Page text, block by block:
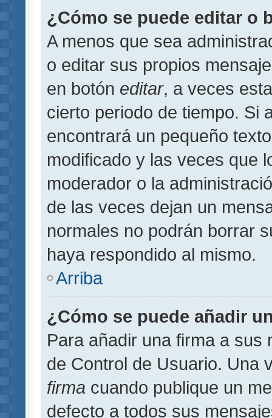
¿Cómo se puede editar o
A menos que sea
o editar sus propios
en botón editar, a veces
cierto periodo de tiempo. Si
encontrará un pequeño
modificado y las veces que
moderador o la
de las veces dejan un
normales no podrán borrar
haya respondido al mismo.
Arriba
¿Cómo se puede añadir
Para añadir una firma a sus
de Control de Usuario. Una
firma cuando publique un
defecto a todos sus